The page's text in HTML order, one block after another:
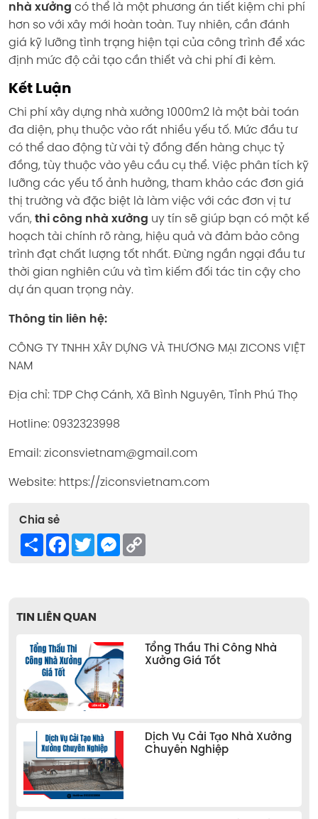
nhà xưởng có thể là một phương án tiết kiệm chi phí
hơn so với xây mới hoàn toàn. Tuy nhiên, cần đánh
giá kỹ lưỡng tình trạng hiện tại của công trình để xác
định mức độ cải tạo cần thiết và chi phí đi kèm.
Kết Luận
Chi phí xây dựng nhà xưởng 1000m2 là một bài toán
đa diện, phụ thuộc vào rất nhiều yếu tố. Mức đầu tư
có thể dao động từ vài tỷ đồng đến hàng chục tỷ
đồng, tùy thuộc vào yêu cầu cụ thể. Việc phân tích kỹ
lưỡng các yếu tố ảnh hưởng, tham khảo các đơn giá
thị trường và đặc biệt là làm việc với các đơn vị tư
vấn, thi công nhà xưởng uy tín sẽ giúp bạn có một kế
hoạch tài chính rõ ràng, hiệu quả và đảm bảo công
trình đạt chất lượng tốt nhất. Đừng ngần ngại đầu tư
thời gian nghiên cứu và tìm kiếm đối tác tin cậy cho
dự án quan trọng này.
Thông tin liên hệ:
CÔNG TY TNHH XÂY DỰNG VÀ THƯƠNG MẠI ZICONS VIỆT
NAM
Địa chỉ: TDP Chợ Cánh, Xã Bình Nguyên, Tỉnh Phú Thọ
Hotline: 0932323998
Email: ziconsvietnam@gmail.com
Website: https://ziconsvietnam.com
Chia sẻ
ShareFacebook
TwitterMessenger
TIN LIÊN QUAN
Tổng Thầu Thi Công Nhà
Xưởng Giá Tốt
Dịch Vụ Cải Tạo Nhà Xưởng
Chuyên Nghiệp